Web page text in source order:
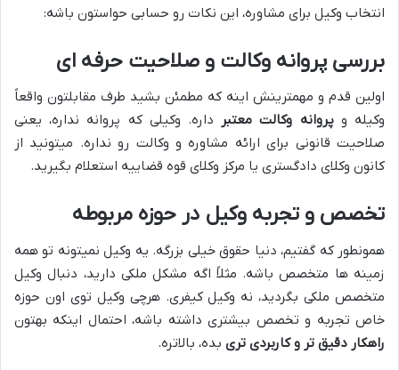
انتخاب وکیل برای مشاوره، این نکات رو حسابی حواستون باشه:
بررسی پروانه وکالت و صلاحیت حرفه ای
اولین قدم و مهمترینش اینه که مطمئن بشید طرف مقابلتون واقعاً
وکیله وپروانه وکالت معتبر داره. وکیلی که پروانه نداره، یعنی
صلاحیت قانونی برای ارائه مشاوره و وکالت رو نداره. میتونید از
کانون وکلای دادگستری یا مرکز وکلای قوه قضاییه استعلام بگیرید.
تخصص و تجربه وکیل در حوزه مربوطه
همونطور که گفتیم، دنیا حقوق خیلی بزرگه. یه وکیل نمیتونه تو همه
زمینه ها متخصص باشه. مثلاً اگه مشکل ملکی دارید، دنبال وکیل
متخصص ملکی بگردید، نه وکیل کیفری. هرچی وکیل توی اون حوزه
خاص تجربه و تخصص بیشتری داشته باشه، احتمال اینکه بهتون
راهکار دقیق تر و کاربردی تری بده، بالاتره.